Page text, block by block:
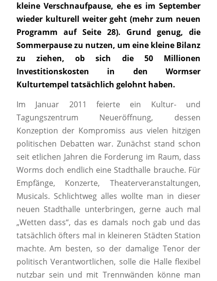
kleine Verschnaufpause, ehe es im September
wieder kulturell weiter geht (mehr zum neuen
Programm auf Seite 28). Grund genug, die
Sommerpause zu nutzen, um eine kleine Bilanz
zu ziehen, ob sich die 50 Millionen
Investitionskosten in den Wormser
Kulturtempel tatsächlich gelohnt haben.
Im Januar 2011 feierte ein Kultur- und
Tagungszentrum Neueröffnung, dessen
Konzeption der Kompromiss aus vielen hitzigen
politischen Debatten war. Zunächst stand schon
seit etlichen Jahren die Forderung im Raum, dass
Worms doch endlich eine Stadthalle brauche. Für
Empfänge, Konzerte, Theaterveranstaltungen,
Musicals. Schlichtweg alles wollte man in dieser
neuen Stadthalle unterbringen, gerne auch mal
„Wetten dass“, das es damals noch gab und das
tatsächlich öfters mal in kleineren Städten Station
machte. Am besten, so der damalige Tenor der
politisch Verantwortlichen, solle die Halle flexibel
nutzbar sein und mit Trennwänden könne man